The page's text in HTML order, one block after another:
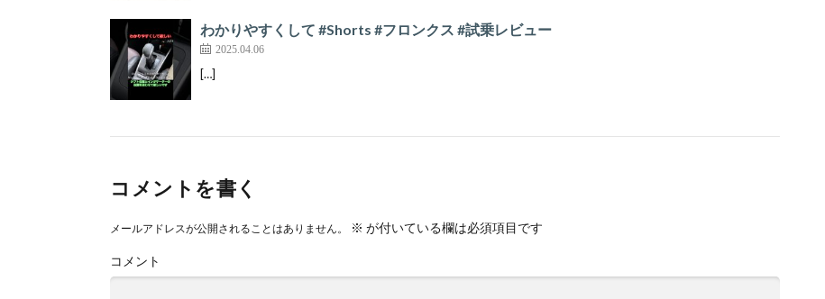
わかりやすくして #Shorts #フロンクス #試乗レビュー
2025.04.06
[…]
コメントを書く
メールアドレスが公開されることはありません。 ※ が付いている欄は必須項目です
コメント